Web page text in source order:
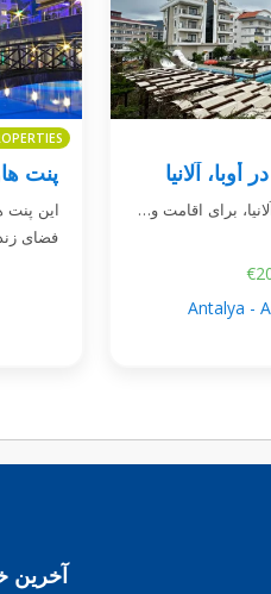
Antalya -
فضای
آخرین